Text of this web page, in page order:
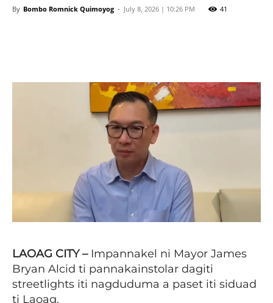
By Bombo Romnick Quimoyog - July 8, 2026 | 10:26 PM 41
LAOAG CITY – Impannakel ni Mayor James
Bryan Alcid ti pannakainstolar dagiti
streetlights iti nagduduma a paset iti siduad
ti Laoag.